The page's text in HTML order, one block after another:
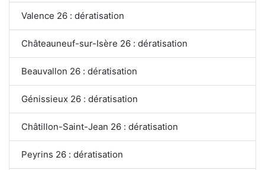
Valence 26 : dératisation
Châteauneuf-sur-Isère 26 : dératisation
Beauvallon 26 : dératisation
Génissieux 26 : dératisation
Châtillon-Saint-Jean 26 : dératisation
Peyrins 26 : dératisation